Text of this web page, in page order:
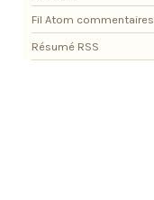
Fil Atom commentaires
Résumé RSS